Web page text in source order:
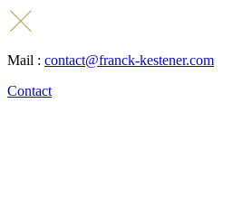
Mail : contact@franck-kestener.com
Contact